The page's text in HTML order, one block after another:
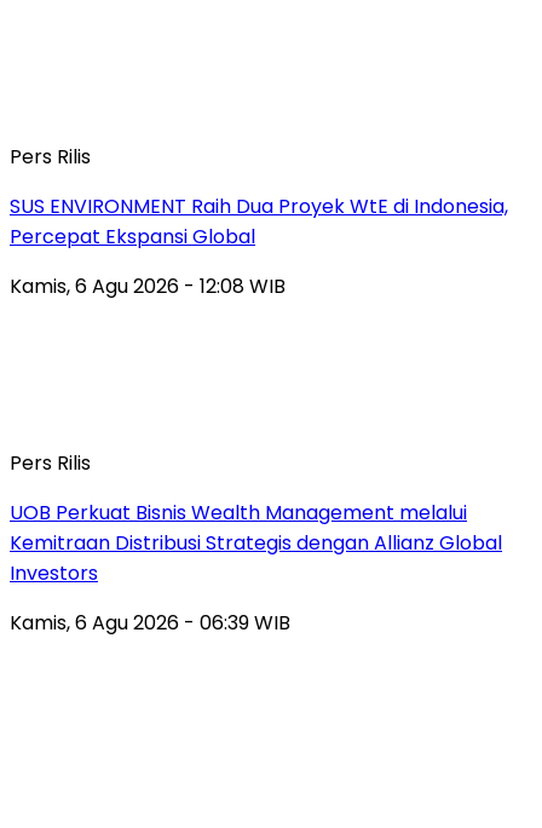
Pers Rilis
SUS ENVIRONMENT Raih Dua Proyek WtE di Indonesia,
Percepat Ekspansi Global
Kamis, 6 Agu 2026 - 12:08 WIB
Pers Rilis
UOB Perkuat Bisnis Wealth Management melalui
Kemitraan Distribusi Strategis dengan Allianz Global
Investors
Kamis, 6 Agu 2026 - 06:39 WIB